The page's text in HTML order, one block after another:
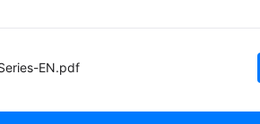
EN.pdf